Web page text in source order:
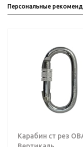
Персональные
Карабин ст рез